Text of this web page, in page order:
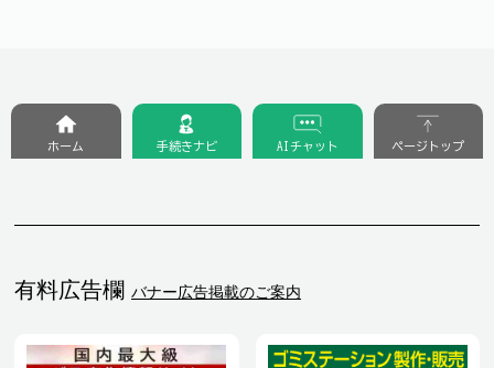
有料広告欄 バナー広告掲載のご案内
ホーム 手続きナビ AIチャット ページトップ